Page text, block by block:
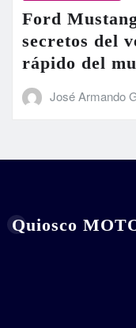
Ford
secretos del
rápido del
José Armando
Quiosco